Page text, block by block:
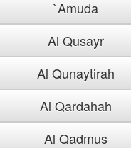
`Amuda
Al Qusayr
Al Qunaytirah
Al Qardahah
Al Qadmus